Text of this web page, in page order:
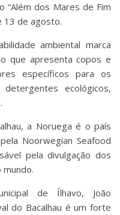
“Além dos Mares de Fim
13 de agosto.
ambiental marca
que apresenta copos e
específicos para os
ecológicos,
a Noruega é o país
Noorwegian Seafood
pela divulgação dos
de Ílhavo, João
do Bacalhau é um forte